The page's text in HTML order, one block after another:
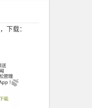
，下载：